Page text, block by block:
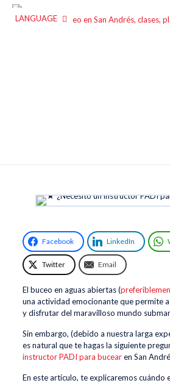
LANGUAGE
Facebook LinkedIn
Twitter Email
El buceo en aguas abiertas (
una actividad emocionante que permite
y disfrutar del maravilloso mundo
Sin embargo, (debido a nuestra larga
es natural que te hagas la siguiente
instructor PADI para bucearen San
En este artículo, te explicaremos cuándo